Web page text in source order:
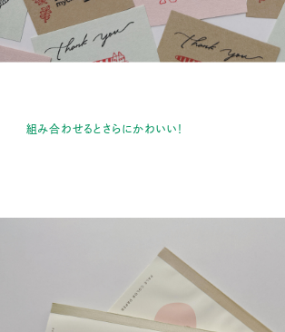
組み合わせるとさらにかわいい！